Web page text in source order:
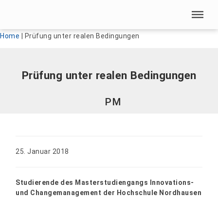
Menü überspringen
Home Prüfung unter realen Bedingungen
Prüfung unter realen Bedingungen
PM
25. Januar 2018
Studierende des Masterstudiengangs Innovations-
und Changemanagement der Hochschule Nordhausen